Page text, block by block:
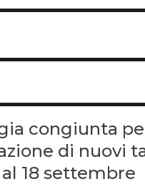
congiunta
di nuovi
18 settembre